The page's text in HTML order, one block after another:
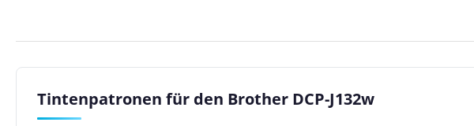
Tintenpatronen für den Brother DCP-J132w